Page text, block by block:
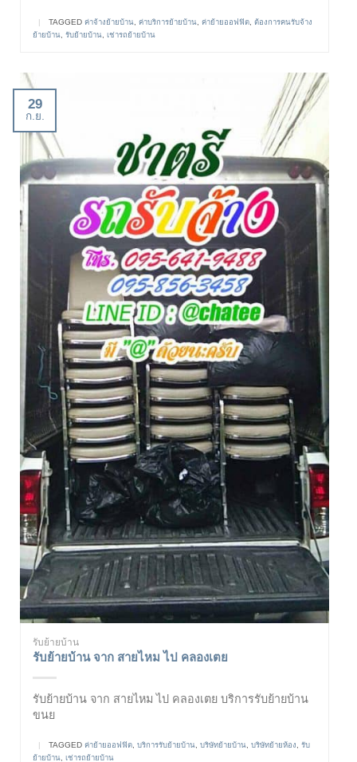
| TAGGED ค่าจ้างย้ายบ้าน ค่าบริการย้ายบ้าน ค่าย้ายออฟฟิต ต้องการคนรับจ้าง
ย้ายบ้าน รับย้ายบ้าน เช่ารถย้ายบ้าน
29
ก.ย.
รับย้ายบ้าน
รับย้ายบ้าน จาก สายไหม ไป คลองเตย
รับย้ายบ้าน จาก สายไหม ไป คลองเตย บริการรับย้ายบ้าน
ขนย
| TAGGED ค่าย้ายออฟฟิต บริการรับย้ายบ้าน บริษัทย้ายบ้าน บริษัทย้ายห้อง
รับ
ย้ายบ้าน เช่ารถย้ายบ้าน